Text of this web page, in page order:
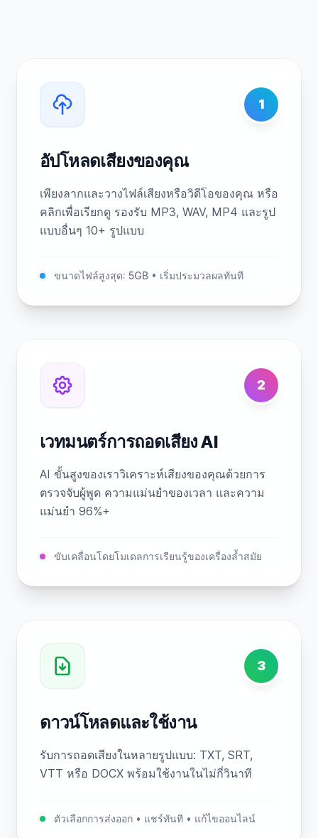
1
อัปโหลดเสียงของคุณ
เพียงลากและวางไฟล์เสียงหรือวิดีโอของคุณ หรือ
คลิกเพื่อเรียกดู รองรับ MP3, WAV, MP4 และรูป
แบบอื่นๆ 10+ รูปแบบ
ขนาดไฟล์สูงสุด: 5GB • เริ่มประมวลผลทันที
2
เวทมนตร์การถอดเสียง AI
AI ขั้นสูงของเราวิเคราะห์เสียงของคุณด้วยการ
ตรวจจับผู้พูด ความแม่นยำของเวลา และความ
แม่นยำ 96%+
ขับเคลื่อนโดยโมเดลการเรียนรู้ของเครื่องล้ำสมัย
3
ดาวน์โหลดและใช้งาน
รับการถอดเสียงในหลายรูปแบบ: TXT, SRT,
VTT หรือ DOCX พร้อมใช้งานในไม่กี่วินาที
ตัวเลือกการส่งออก • แชร์ทันที • แก้ไขออนไลน์